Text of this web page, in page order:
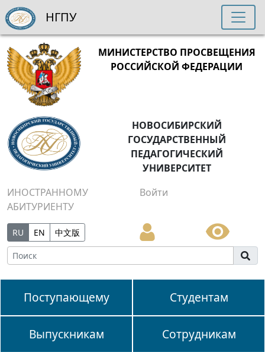
МИНИСТЕРСТВО ПРОСВЕЩЕНИЯ
РОССИЙСКОЙ ФЕДЕРАЦИИ
НОВОСИБИРСКИЙ
ГОСУДАРСТВЕННЫЙ
ПЕДАГОГИЧЕСКИЙ
УНИВЕРСИТЕТ
ИНОСТРАННОМУ
АБИТУРИЕНТУ
Войти
RU EN 中文版
Поступающему Студентам
Выпускникам Сотрудникам
НГПУ